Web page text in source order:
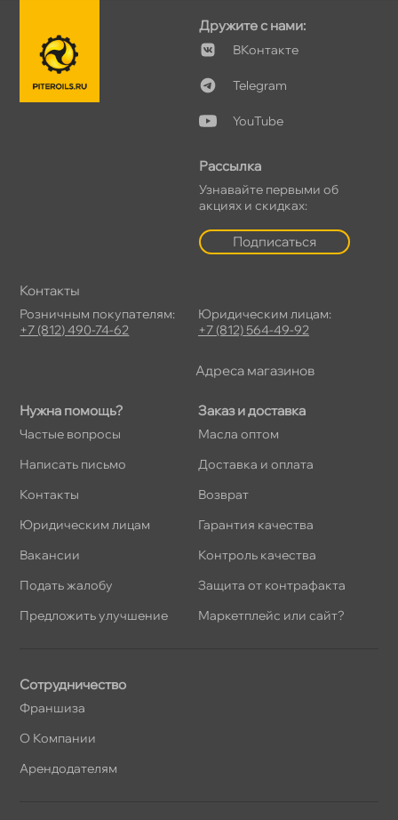
Нужна помощь?
Частые вопросы
Написать письмо
Контакты
Юридическим лицам
акансии
Подать жалобу
Предложить улучшение
Заказ и доставка
Масла оптом
Доставка и оплата
озврат
Гарантия качества
Контроль качества
Защита от контрафакта
Маркетплейс или сайт?
Дружите с нами:
Контакте
Telegram
YouTube
Рассылка
Узнавайте первыми о
акциях и скидках:
Подписаться
Сотрудничество
Франшиза
О Компании
Арендодателям
Контакты
Розничным покупателям:
+7 (812) 490-74-62
Юридическим лицам:
+7 (812) 564-49-92
Адреса магазино